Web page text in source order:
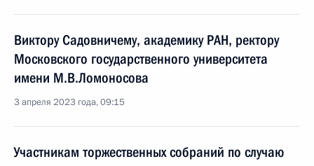
Виктору Садовничему, академику РАН, ректору
Московского государственного университета
имени М.В.Ломоносова
3 апреля 2023 года, 09:15
Участникам торжественных собраний по случаю